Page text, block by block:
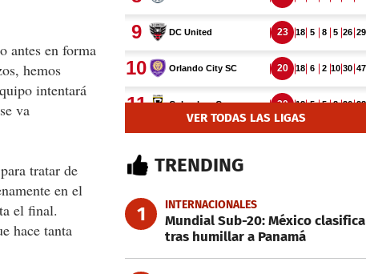
antes en forma
hemos
intentará
va
tratar de
en el
el final.
hace tanta
VER TODAS LAS LIGAS
TRENDING
1 INTERNACIONALES
Mundial Sub-20: México clasifica
tras humillar a Panamá